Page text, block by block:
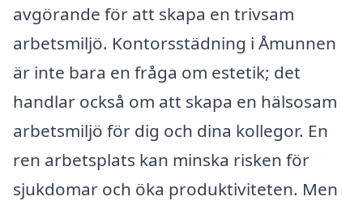
avgörande för att skapa en trivsam
arbetsmiljö. Kontorsstädning i Åmunnen
är inte bara en fråga om estetik; det
handlar också om att skapa en hälsosam
arbetsmiljö för dig och dina kollegor. En
ren arbetsplats kan minska risken för
sjukdomar och öka produktiviteten. Men